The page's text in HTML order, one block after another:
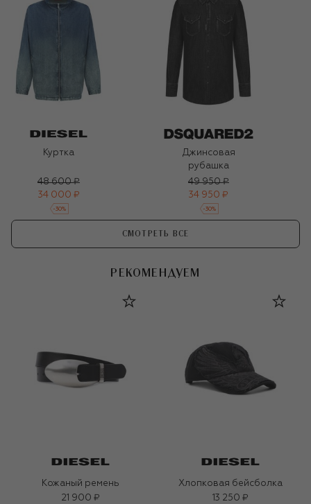
Куртка
48 600 ₽
34 000 ₽
-30%
Джинсовая
рубашка
49 950 ₽
34 950 ₽
-30%
СМОТРЕТЬ ВСЕ
РЕКОМЕНДУЕМ
Кожаный ремень
21 900 ₽
Хлопковая бейсболка
13 250 ₽